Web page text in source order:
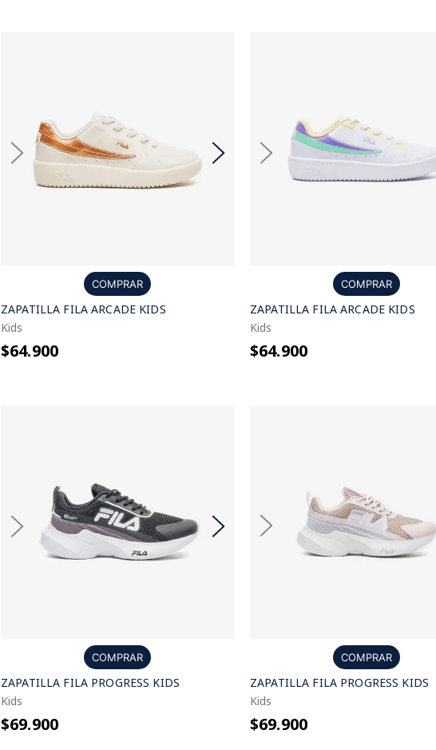
COMPRAR
ZAPATILLA FILA ARCADE KIDS
Kids
$64.900
COMPRAR
ZAPATILLA FILA ARCADE KIDS
Kids
$64.900
COMPRAR
ZAPATILLA FILA PROGRESS KIDS
Kids
$69.900
COMPRAR
ZAPATILLA FILA PROGRESS KIDS
Kids
$69.900